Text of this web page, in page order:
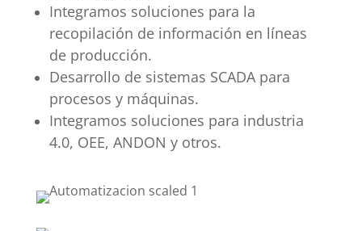
Integramos soluciones para la
recopilación de información en líneas
de producción.
Desarrollo de sistemas SCADA para
procesos y máquinas.
Integramos soluciones para industria
4.0, OEE, ANDON y otros.